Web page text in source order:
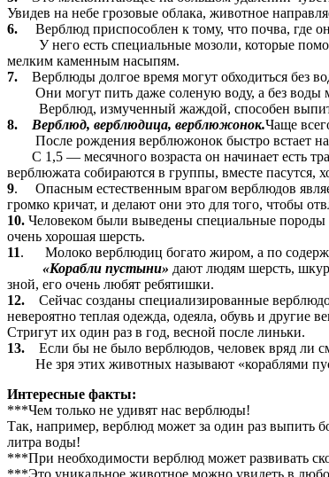
Увидев на небе грозовые облака, животное
6. Верблюд приспособлен к тому, что почва, где он
У него есть специальные мозоли, которые
мелким каменным насыпям.
7. Верблюды долгое время могут обходиться без
Они могут пить даже соленую воду, а без воды
Верблюд, измученный жаждой, способен выпить
8.
Верблюд, верблюдица, верблюжонок.Чаще
После рождения верблюжонок быстро встает на
С 1,5 — месячного возраста он начинает есть
верблюжата собираются в группы, вместе пасутся,
9. Опасным естественным врагом верблюдов
громко кричат, и делают они это для того, чтобы
10. Человеком были выведены специальные породы
очень хорошая шерсть.
11. Молоко верблюдиц богато жиром, а по
«Корабли пустыни» дают людям шерсть,
зной, его очень любят ребятишки.
12.
Сейчас созданы специализированные
невероятно теплая одежда, одеяла, обувь и
Стригут их один раз в год, весной после линьки.
13. Если бы не было верблюдов, человек вряд ли
Не зря этих животных называют «кораблями
Интересные факты:
***Чем только не удивят нас верблюды!
Так, например, верблюд может за один раз выпить
литра воды!
***При необходимости верблюд может развивать
***Это уникальное животное можно увидеть в